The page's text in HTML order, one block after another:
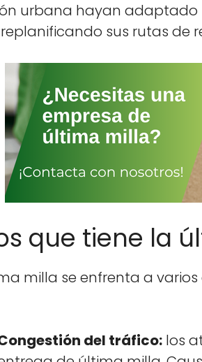
urbana hayan adap­ta­do
sus rutas de
que tiene la
mil­la se enfrenta a
del trá­fi­co: los